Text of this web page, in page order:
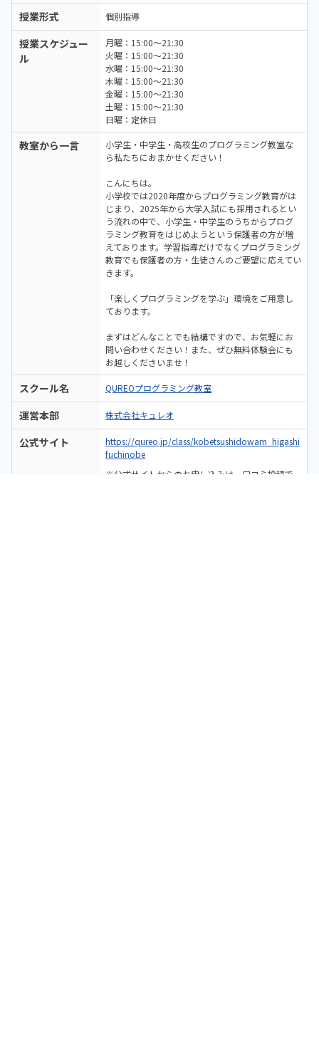
授業形式 個別指導
授業スケジュー
ル
月曜：15:00～21:30
火曜：15:00～21:30
水曜：15:00～21:30
木曜：15:00～21:30
金曜：15:00～21:30
土曜：15:00～21:30
日曜：定休日
教室から一言
小学生・中学生・高校生のプログラミング教室な
ら私たちにおまかせください！
こんにちは。
小学校では2020年度からプログラミング教育がは
じまり、2025年から大学入試にも採用されるとい
う流れの中で、小学生・中学生のうちからプログ
ラミング教育をはじめようという保護者の方が増
えております。学習指導だけでなくプログラミング
教育でも保護者の方・生徒さんのご要望に応えてい
きます。
「楽しくプログラミングを学ぶ」環境をご用意し
ております。
まずはどんなことでも結構ですので、お気軽にお
問い合わせください！また、ぜひ無料体験会にも
お越しくださいませ！
スクール名 QUREOプログラミング教室
運営本部 株式会社キュレオ
公式サイト
https://qureo.jp/class/kobetsushidowam_higashi
fuchinobe
※公式サイトからのお申し込みは、口コミ投稿で